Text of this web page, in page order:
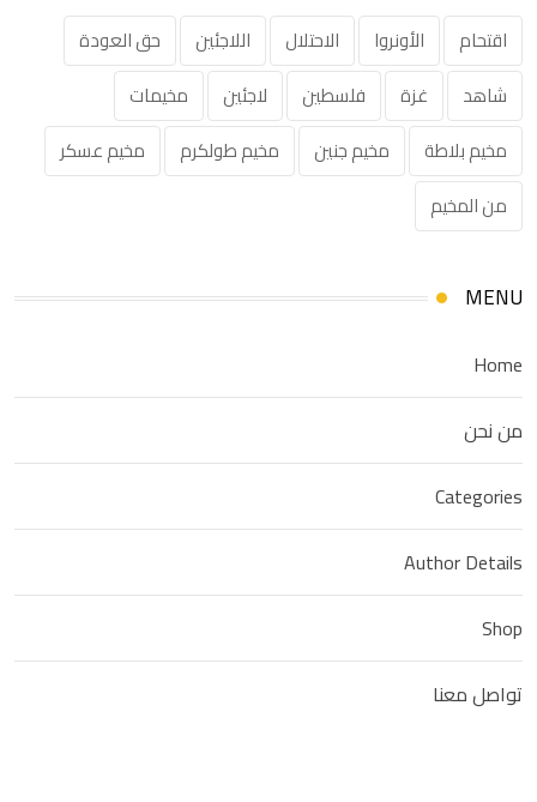
اقتحام الأونروا الاحتلال اللاجئين
حق العودة
شاهد
غزة فلسطين لاجئين
مخيمات
مخيم بلاطة
مخيم جنين مخيم طولكرم
مخيم عسكر
من المخيم
MENU
Home
من نحن
Categories
Author Details
Shop
تواصل معنا